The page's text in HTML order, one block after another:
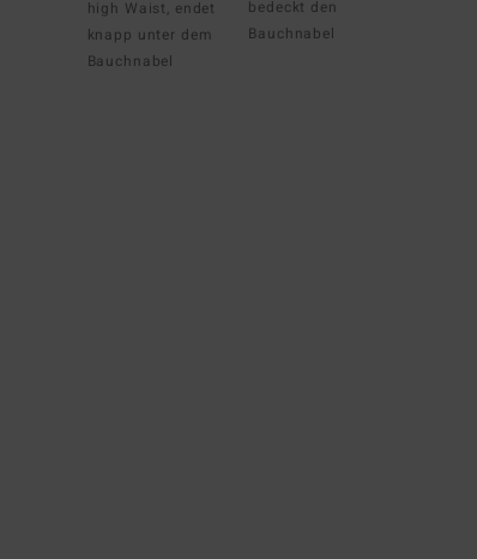
high Waist, endet
knapp unter dem
Bauchnabel
bedeckt den
Bauchnabel